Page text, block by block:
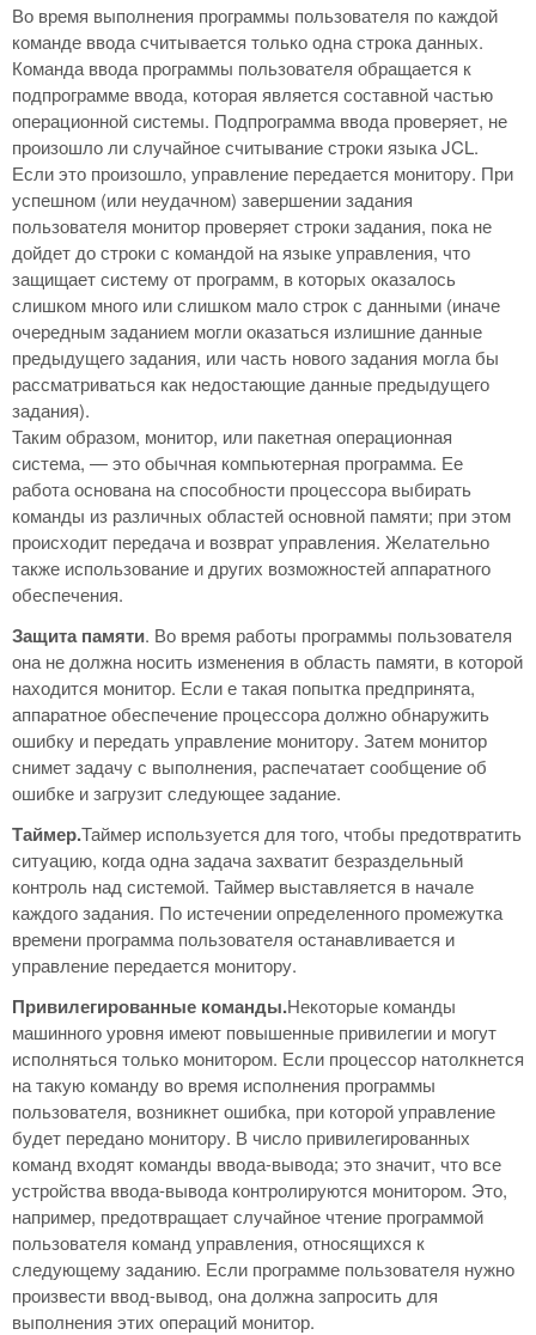
Во время выполнения программы пользователя по каждой
команде ввода считывается только одна строка данных.
Команда ввода программы пользователя обращается к
подпрограмме ввода, которая является составной частью
операционной системы. Подпрограмма ввода проверяет, не
произошло ли случайное считывание строки языка JCL.
Если это произошло, управление передается монитору. При
успешном (или неудачном) завершении задания
пользователя монитор проверяет строки задания, пока не
дойдет до строки с командой на языке управления, что
защищает систему от программ, в которых оказалось
слишком много или слишком мало строк с данными (иначе
очередным заданием могли оказаться излишние данные
предыдущего задания, или часть нового задания могла бы
рассматриваться как недостающие данные предыдущего
задания).
Таким образом, монитор, или пакетная операционная
система, — это обычная компьютерная программа. Ее
работа основана на способности процессора выбирать
команды из различных областей основной памяти; при этом
происходит передача и возврат управления. Желательно
также использование и других возможностей аппаратного
обеспечения.
Защита памяти. Во время работы программы пользователя
она не должна носить изменения в область памяти, в которой
находится монитор. Если е такая попытка предпринята,
аппаратное обеспечение процессора должно обнаружить
ошибку и передать управление монитору. Затем монитор
снимет задачу с выполнения, распечатает сообщение об
ошибке и загрузит следующее задание.
Таймер.Таймер используется для того, чтобы предотвратить
ситуацию, когда одна задача захватит безраздельный
контроль над системой. Таймер выставляется в начале
каждого задания. По истечении определенного промежутка
времени программа пользователя останавливается и
управление передается монитору.
Привилегированные команды.Некоторые команды
машинного уровня имеют повышенные привилегии и могут
исполняться только монитором. Если процессор натолкнется
на такую команду во время исполнения программы
пользователя, возникнет ошибка, при которой управление
будет передано монитору. В число привилегированных
команд входят команды ввода-вывода; это значит, что все
устройства ввода-вывода контролируются монитором. Это,
например, предотвращает случайное чтение программой
пользователя команд управления, относящихся к
следующему заданию. Если программе пользователя нужно
произвести ввод-вывод, она должна запросить для
выполнения этих операций монитор.